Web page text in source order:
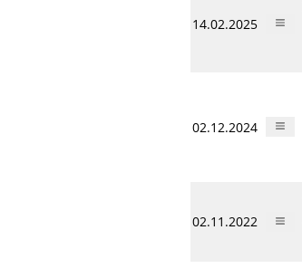
14.02.2025
02.12.2024
02.11.2022